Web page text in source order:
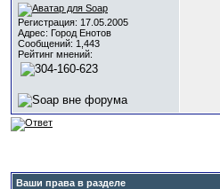
Регистрация: 17.05.2005
Адрес: Город Енотов
Сообщений: 1,443
Рейтинг мнений:
Ваши права в разделе